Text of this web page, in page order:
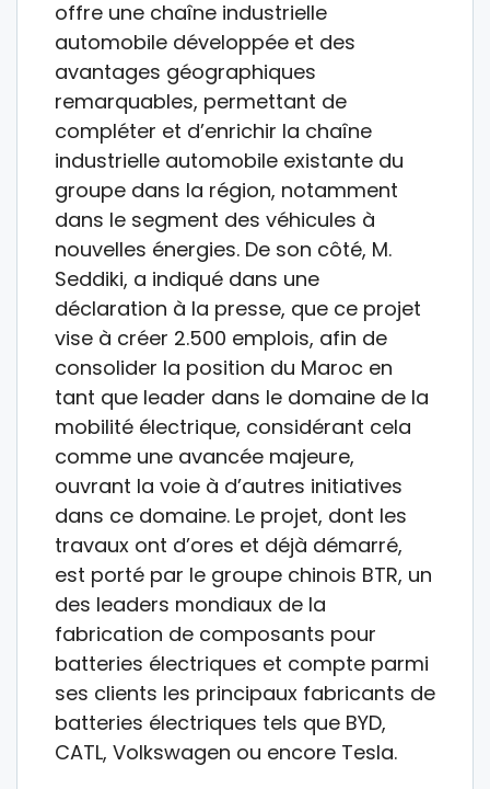
offre une chaîne industrielle
automobile développée et des
avantages géographiques
remarquables, permettant de
compléter et d’enrichir la chaîne
industrielle automobile existante du
groupe dans la région, notamment
dans le segment des véhicules à
nouvelles énergies. De son côté, M.
Seddiki, a indiqué dans une
déclaration à la presse, que ce projet
vise à créer 2.500 emplois, afin de
consolider la position du Maroc en
tant que leader dans le domaine de la
mobilité électrique, considérant cela
comme une avancée majeure,
ouvrant la voie à d’autres initiatives
dans ce domaine. Le projet, dont les
travaux ont d’ores et déjà démarré,
est porté par le groupe chinois BTR, un
des leaders mondiaux de la
fabrication de composants pour
batteries électriques et compte parmi
ses clients les principaux fabricants de
batteries électriques tels que BYD,
CATL, Volkswagen ou encore Tesla.